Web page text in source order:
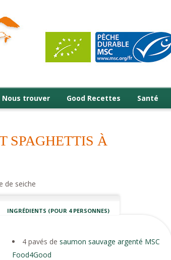
Nous trouver Good Recettes Santé
SPAGHETTIS À
de seiche
INGRÉDIENTS (POUR 4 PERSONNES)
4 pavés desaumon sauvage argenté MSC
Food4Good